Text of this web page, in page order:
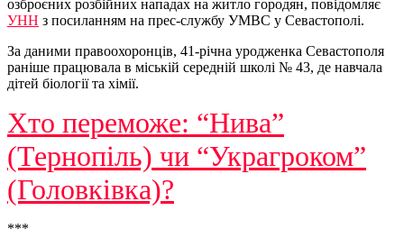
озброєних розбійних нападах на житло городян, повідомляє
УНН з посиланням на прес-службу УМВС у Севастополі.
За даними правоохоронців, 41-річна уродженка Севастополя
раніше працювала в міській середній школі № 43, де навчала
дітей біології та хімії.
Хто переможе: “Нива”
(Тернопіль) чи “Украгроком”
(Головківка)?
***